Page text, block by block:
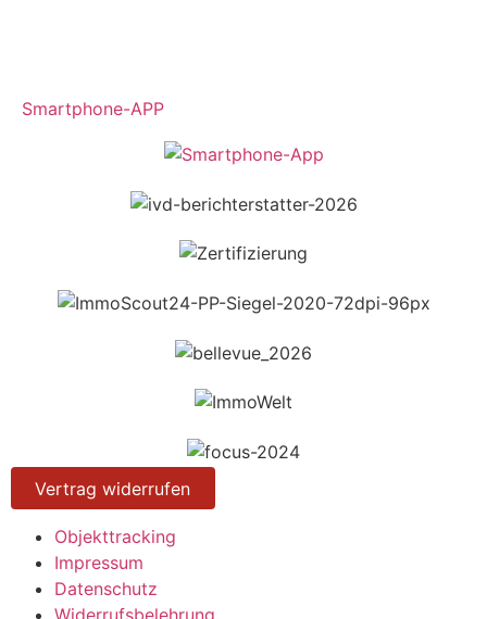
Smartphone-APP
Vertrag widerrufen
Objekttracking
Impressum
Datenschutz
Widerrufsbelehrung